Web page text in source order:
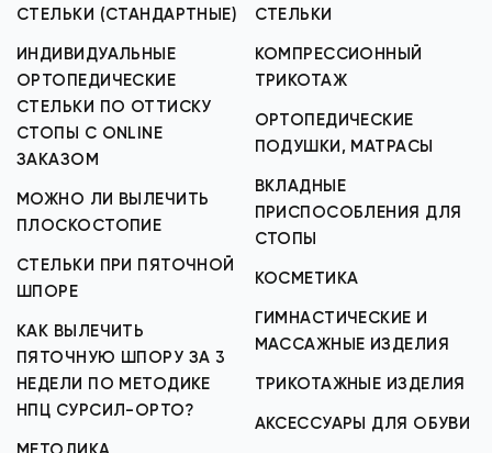
СТЕЛЬКИ (СТАНДАРТНЫЕ)
ИНДИВИДУАЛЬНЫЕ
ОРТОПЕДИЧЕСКИЕ
СТЕЛЬКИ ПО ОТТИСКУ
СТОПЫ С ONLINE
ЗАКАЗОМ
МОЖНО ЛИ ВЫЛЕЧИТЬ
ПЛОСКОСТОПИЕ
СТЕЛЬКИ ПРИ ПЯТОЧНОЙ
ШПОРЕ
КАК ВЫЛЕЧИТЬ
ПЯТОЧНУЮ ШПОРУ ЗА 3
НЕДЕЛИ ПО МЕТОДИКЕ
НПЦ СУРСИЛ-ОРТО?
СТЕЛЬКИ
КОМПРЕССИОННЫЙ
ТРИКОТАЖ
ОРТОПЕДИЧЕСКИЕ
ПОДУШКИ, МАТРАСЫ
ВКЛАДНЫЕ
ПРИСПОСОБЛЕНИЯ ДЛЯ
СТОПЫ
КОСМЕТИКА
ГИМНАСТИЧЕСКИЕ И
МАССАЖНЫЕ ИЗДЕЛИЯ
ТРИКОТАЖНЫЕ ИЗДЕЛИЯ
АКСЕССУАРЫ ДЛЯ ОБУВИ